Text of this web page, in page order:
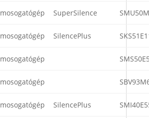
mosogatógép SuperSilence
mosogatógép SilencePlus
mosogatógép
mosogatógép
mosogatógép SilencePlus